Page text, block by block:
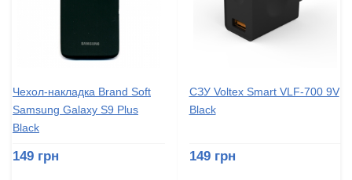
Чехол-накладка Brand Soft
Samsung Galaxy S9 Plus
Black
149 грн
СЗУ Voltex Smart VLF-700 9V
Black
149 грн